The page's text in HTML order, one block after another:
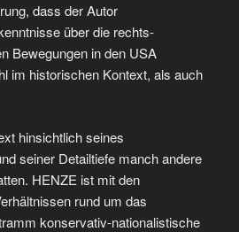
dass der Autor
über die rechts-
Bewegungen in den USA
im historischen Kontext, als auch
hinsichtlich seines
seiner Detailtiefe manch andere
HENZE ist mit den
rund um das
konservativ-nationalistische